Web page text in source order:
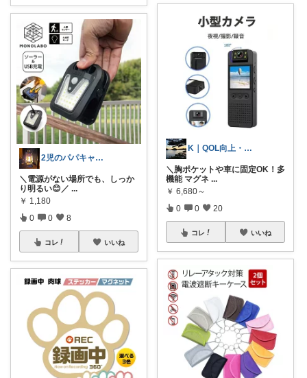
2児のパパキャンパー
＼電源がない場所でも、しっか
り明るい😊／ ...
￥ 1,180
0 0 8
コレ いいね
K｜QOL向上・良品選定室
＼胸ポケットや車に固定OK！多
機能 マグネ ...
￥ 6,680～
0 0 20
コレ いいね